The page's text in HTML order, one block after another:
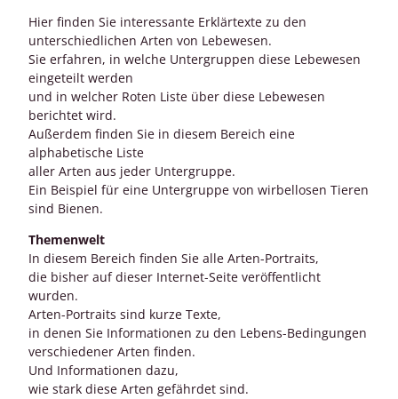
Hier finden Sie interessante Erklärtexte zu den
unterschiedlichen Arten von Lebewesen.
Sie erfahren, in welche Untergruppen diese Lebewesen
eingeteilt werden
und in welcher Roten Liste über diese Lebewesen
berichtet wird.
Außerdem finden Sie in diesem Bereich eine
alphabetische Liste
aller Arten aus jeder Untergruppe.
Ein Beispiel für eine Untergruppe von wirbellosen Tieren
sind Bienen.
Themenwelt
In diesem Bereich finden Sie alle Arten-Portraits,
die bisher auf dieser Internet-Seite veröffentlicht
wurden.
Arten-Portraits sind kurze Texte,
in denen Sie Informationen zu den Lebens-Bedingungen
verschiedener Arten finden.
Und Informationen dazu,
wie stark diese Arten gefährdet sind.